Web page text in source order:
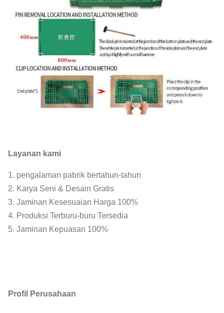
Layanan kami
1. pengalaman pabrik bertahun-tahun
2. Karya Seni & Desain Gratis
3. Jaminan Kesesuaian Harga 100%
4. Produksi Terburu-buru Tersedia
5. Jaminan Kepuasan 100%
Profil Perusahaan